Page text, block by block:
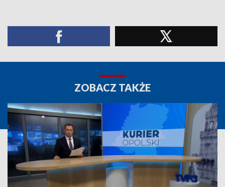
ZOBACZ TAKŻE